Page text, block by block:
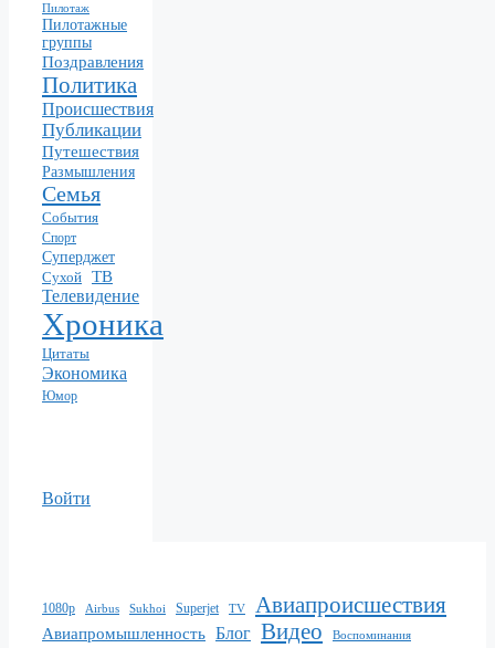
Пилотаж
Пилотажные
группы
Поздравления
Политика
Происшествия
Публикации
Путешествия
Размышления
Семья
События
Спорт
Суперджет
Сухой ТВ
Телевидение
Хроника
Цитаты
Экономика
Юмор
Войти
1080p Airbus Sukhoi Superjet TV Авиапроисшествия
Авиапромышленность Блог Видео Воспоминания